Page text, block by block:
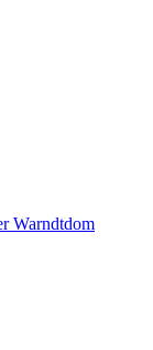
Warndtdom